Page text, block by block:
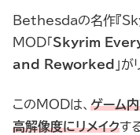
Bethesdaの名作『
MOD「 Skyrim
and Reworked 」
このMODは、 ゲーム
高解像度にリメイクす